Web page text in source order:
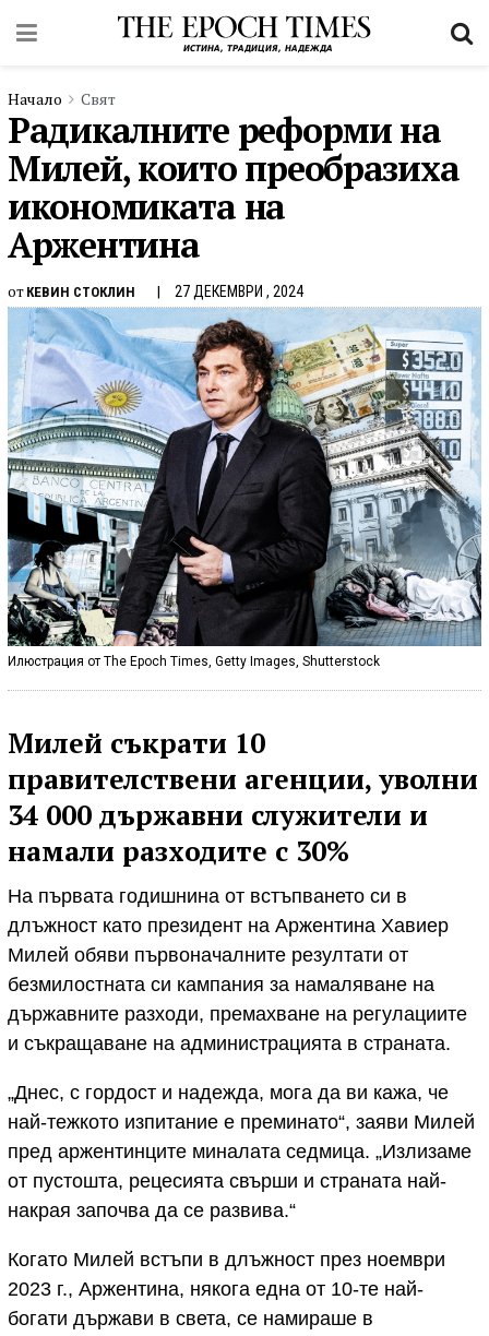
Начало Свят
Радикалните реформи на
Милей, които преобразиха
икономиката на
Аржентина
от КЕВИН СТОКЛИН 27 ДЕКЕМВРИ , 2024
Илюстрация от The Epoch Times, Getty Images, Shutterstock
Милей съкрати 10
правителствени агенции, уволни
34 000 държавни служители и
намали разходите с 30%
На първата годишнина от встъпването си в
длъжност като президент на Аржентина Хавиер
Милей обяви първоначалните резултати от
безмилостната си кампания за намаляване на
държавните разходи, премахване на регулациите
и съкращаване на администрацията в страната.
„Днес, с гордост и надежда, мога да ви кажа, че
най-тежкото изпитание е преминато“, заяви Милей
пред аржентинците миналата седмица. „Излизаме
от пустошта, рецесията свърши и страната най-
накрая започва да се развива.“
Когато Милей встъпи в длъжност през ноември
2023 г., Аржентина, някога една от 10-те най-
богати държави в света, се намираше в